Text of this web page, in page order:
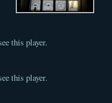
this player.
this player.